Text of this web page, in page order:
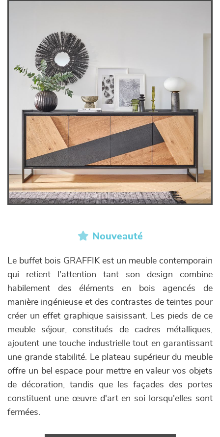
décoration
Nouveauté
Le buffet bois GRAFFIK est un meuble contemporain
qui retient l'attention tant son design combine
habilement des éléments en bois agencés de
manière ingénieuse et des contrastes de teintes pour
créer un effet graphique saisissant. Les pieds de ce
meuble séjour, constitués de cadres métalliques,
ajoutent une touche industrielle tout en garantissant
une grande stabilité. Le plateau supérieur du meuble
offre un bel espace pour mettre en valeur vos objets
de décoration, tandis que les façades des portes
constituent une œuvre d'art en soi lorsqu'elles sont
fermées.